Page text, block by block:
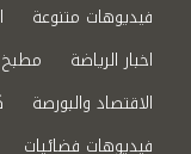
فيديوهات متنوعة
اخبار الرياضة
مطبخ
الاقتصاد والبورصة
فيديوهات فضائيات